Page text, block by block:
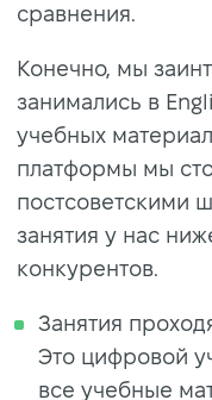
сравнения.
Конечно, мы
занимались в
учебных
платформы мы
постсоветскими
занятия у нас
конкурентов.
Занятия
Это цифровой
все учебные